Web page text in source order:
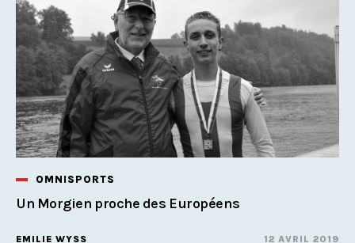
OMNISPORTS
Un Morgien proche des Européens
EMILIE WYSS 12 AVRIL 2019